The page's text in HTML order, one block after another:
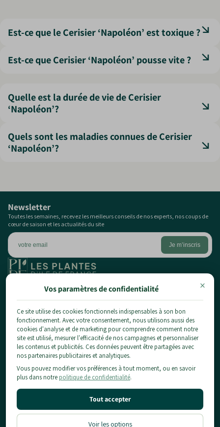
Est-ce que le Cerisier ‘Napoléon’ est toxique ?
doivent pas être ingérés en grande quantité.
Est-ce que Cerisier ‘Napoléon’ pousse vite ?
taille adulte en 8 à 10 ans.
Quelle est la durée de vie de Cerisier
‘Napoléon’?
avec une production régulière pendant de longues
années.
Quels sont les maladies connues de Cerisier
‘Napoléon’?
Newsletter
Toutes les semaines, recevez les meilleurs conseils de nos experts, nos coups de
cœur de saison et les actualités du site
1 chemin du pont de la planche,
77124 Chauconin-Neufmontiers
01 84 80 65 86
contact@planteidf.fr
À propos
Livraison
CGV
Mentions Légales & Confidentialité
Conditions d'utilisation
Politique de Remboursement
Les plantes
Arbustes
Fruitiers
Notre Showroom
Informations pratiques
Conseils
Contact
Designé & Developpé parMoon Moon Shopify Agency
×
Vos paramètres de confidentialité
Ce site utilise des cookies fonctionnels indispensables à son bon
fonctionnement. Avec votre consentement, nous utilisons aussi des
cookies d'analyse et de marketing pour comprendre comment notre
site est utilisé, mesurer l'efficacité de nos campagnes et personnaliser
les contenus et publicités. Ces données peuvent être partagées avec
nos partenaires publicitaires et analytiques.
Vous pouvez modifier vos préférences à tout moment, ou en savoir
plus dans notre politique de confidentialité.
Tout accepter
Voir les options